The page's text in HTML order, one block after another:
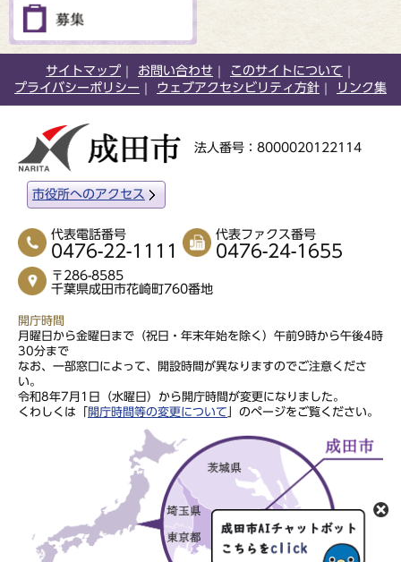
サイトマップ お問い合わせ
このサイトについて
プライバシーポリシー
ウェブアクセシビリティ方針 リンク集
法人番号：8000020122114
市役所へのアクセス
代表電話番号
0476-22-1111
代表ファクス番号
0476-24-1655
〒286-8585
千葉県成田市花崎町760番地
開庁時間
月曜日から金曜日まで（祝日・年末年始を除く）午前9時から午後4時
30分まで
なお、一部窓口によって、開設時間が異なりますのでご注意くださ
い。
令和8年7月1日（水曜日）から開庁時間が変更になりました。
くわしくは「
開庁時間等の変更について 」のページをご覧ください。